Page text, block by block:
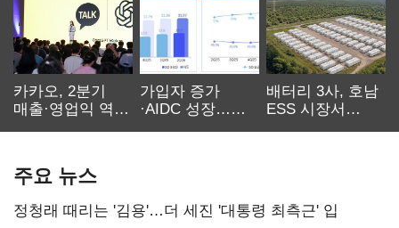
카카오, 2분기
매출·영업익 역대
가입자 증가
·AIDC 성장…
배터리 3사, 호남
ESS 시장서
주요 뉴스
정청래 때리는 '김용'…더 세진 '대통령 최측근' 입